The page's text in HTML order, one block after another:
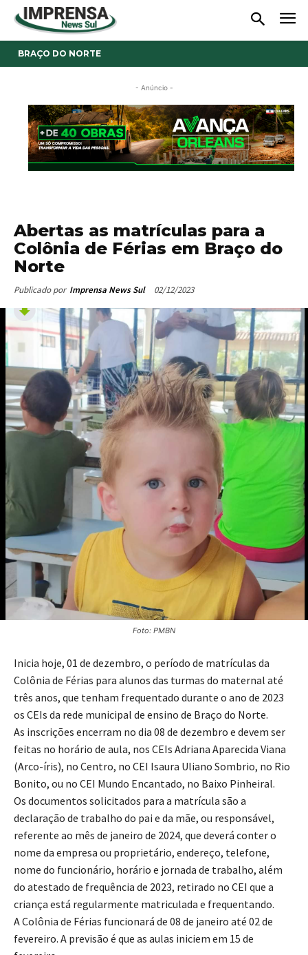
BRAÇO DO NORTE
- Anúncio -
Abertas as matrículas para a
Colônia de Férias em Braço do
Norte
Publicado por Imprensa News Sul 02/12/2023
Foto: PMBN
Inicia hoje, 01 de dezembro, o período de matrículas da
Colônia de Férias para alunos das turmas do maternal até
três anos, que tenham frequentado durante o ano de 2023
os CEIs da rede municipal de ensino de Braço do Norte.
As inscrições encerram no dia 08 de dezembro e devem ser
feitas no horário de aula, nos CEIs Adriana Aparecida Viana
(Arco-íris), no Centro, no CEI Isaura Uliano Sombrio, no Rio
Bonito, ou no CEI Mundo Encantado, no Baixo Pinheiral.
Os documentos solicitados para a matrícula são a
declaração de trabalho do pai e da mãe, ou responsável,
referente ao mês de janeiro de 2024, que deverá conter o
nome da empresa ou proprietário, endereço, telefone,
nome do funcionário, horário e jornada de trabalho, além
do atestado de frequência de 2023, retirado no CEI que a
criança está regularmente matriculada e frequentando.
A Colônia de Férias funcionará de 08 de janeiro até 02 de
fevereiro. A previsão é que as aulas iniciem em 15 de